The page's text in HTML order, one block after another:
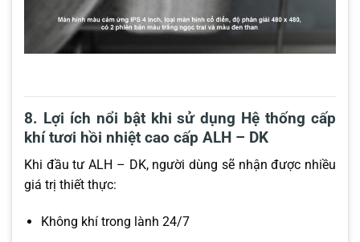
8. Lợi ích nổi bật khi sử dụng Hệ thống cấp
khí tươi hồi nhiệt cao cấp ALH – DK
Khi đầu tư ALH – DK, người dùng sẽ nhận được nhiều
giá trị thiết thực:
Không khí trong lành 24/7